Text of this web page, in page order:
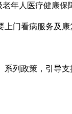
年人医疗健康保
门看病服务及康
列政策，引导